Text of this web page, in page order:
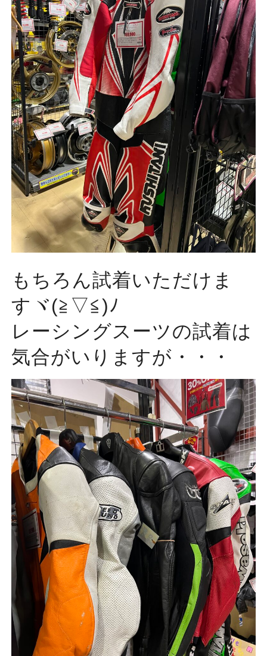
もちろん試着いただけま
すヾ(≧▽≦)ﾉ
レーシングスーツの試着は
気合がいりますが・・・